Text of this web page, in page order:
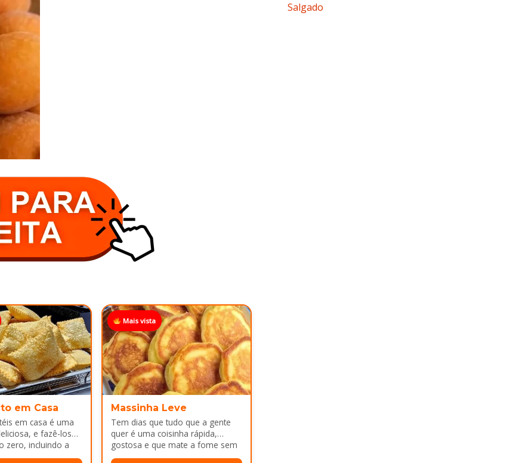
em Casa
em casa é uma
e fazê-los
zero, incluindo a
ainda...
Mais vista
Massinha Leve
Tem dias que tudo que a gente
quer é uma coisinha rápida,
gostosa e que mate a fome sem
dar trabalho...
Salgado